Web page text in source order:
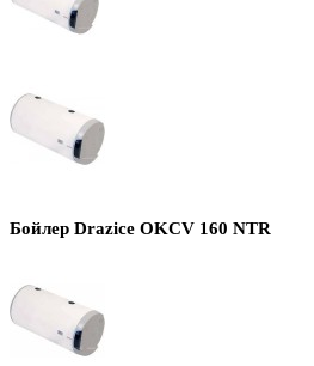
Бойлер Drazice OKCV 160 NTR